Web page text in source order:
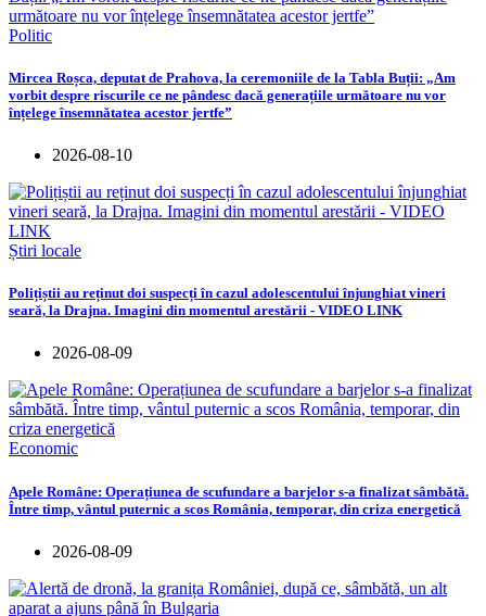
Politic
Mircea Roșca, deputat de Prahova, la ceremoniile de la Tabla Buții: „Am
vorbit despre riscurile ce ne pândesc dacă generațiile următoare nu vor
înțelege însemnătatea acestor jertfe”
2026-08-10
Știri locale
Polițiștii au reținut doi suspecți în cazul adolescentului înjunghiat vineri
seară, la Drajna. Imagini din momentul arestării - VIDEO LINK
2026-08-09
Economic
Apele Române: Operațiunea de scufundare a barjelor s-a finalizat sâmbătă.
Între timp, vântul puternic a scos România, temporar, din criza energetică
2026-08-09